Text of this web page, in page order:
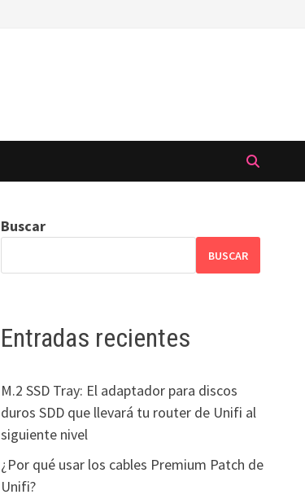
Buscar
BUSCAR
Entradas recientes
M.2 SSD Tray: El adaptador para discos
duros SDD que llevará tu router de Unifi al
siguiente nivel
¿Por qué usar los cables Premium Patch de
Unifi?